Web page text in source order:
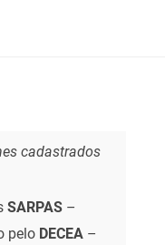
cadastrados
SARPAS–
pelo DECEA–